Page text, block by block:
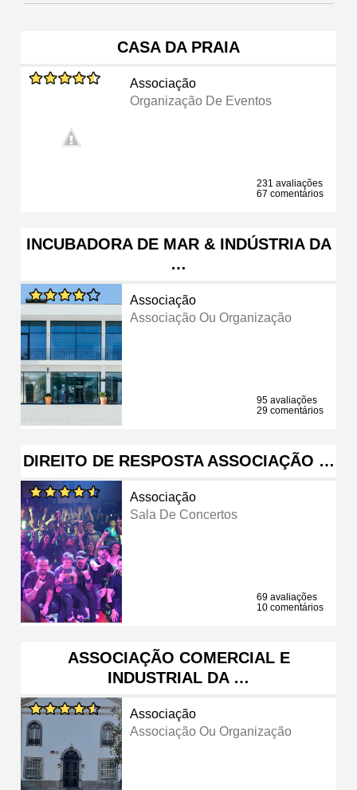
CASA DA PRAIA
Associação
Organização De Eventos
231 avaliações
67 comentários
INCUBADORA DE MAR & INDÚSTRIA DA
…
Associação
Associação Ou Organização
95 avaliações
29 comentários
DIREITO DE RESPOSTA ASSOCIAÇÃO …
Associação
Sala De Concertos
69 avaliações
10 comentários
ASSOCIAÇÃO COMERCIAL E
INDUSTRIAL DA …
Associação
Associação Ou Organização